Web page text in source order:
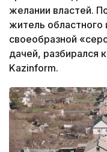
желании властей.
житель областного
своеобразной
дачей, разбирался
Kazinform.